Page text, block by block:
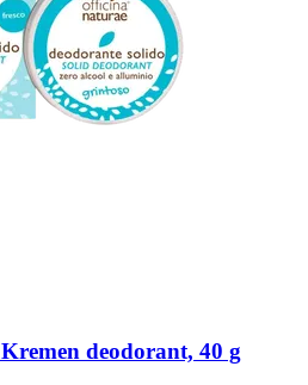
Kremen deodorant, 40 g